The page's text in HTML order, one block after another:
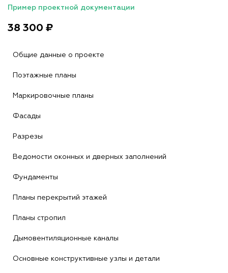
Пример проектной документации
38 300 ₽
Общие данные о проекте
Поэтажные планы
Маркировочные планы
Фасады
Разрезы
Ведомости оконных и дверных заполнений
Фундаменты
Планы перекрытий этажей
Планы стропил
Дымовентиляционные каналы
Основные конструктивные узлы и детали